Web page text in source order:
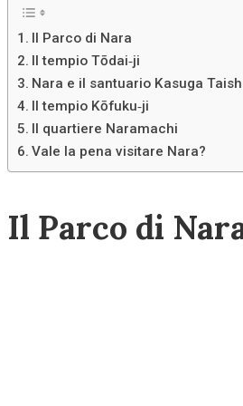
Il Parco di Nara
Il tempio Tōdai‑ji
Nara e il santuario Kasuga
Il tempio Kōfuku‑ji
Il quartiere Naramachi
Vale la pena visitare Nara?
Il Parco di